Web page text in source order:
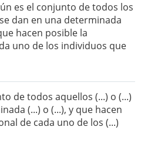
es el conjunto de todos los
dan en una determinada
hacen posible la
uno de los individuos que
de todos aquellos (...) o (...)
(...) o (...), y que hacen
de cada uno de los (...)